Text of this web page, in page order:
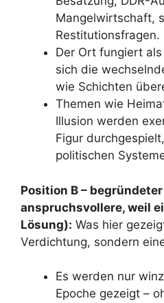
Mangelwirtschaft,
Restitutionsfragen.
Der Ort fungiert
sich die
wie Schichten
Themen wie
Illusion werden
Figur
politischen
Position B –
anspruchsvollere, weil
Lösung): Was hier
Verdichtung, sondern
Es werden nur
Epoche gezeigt –